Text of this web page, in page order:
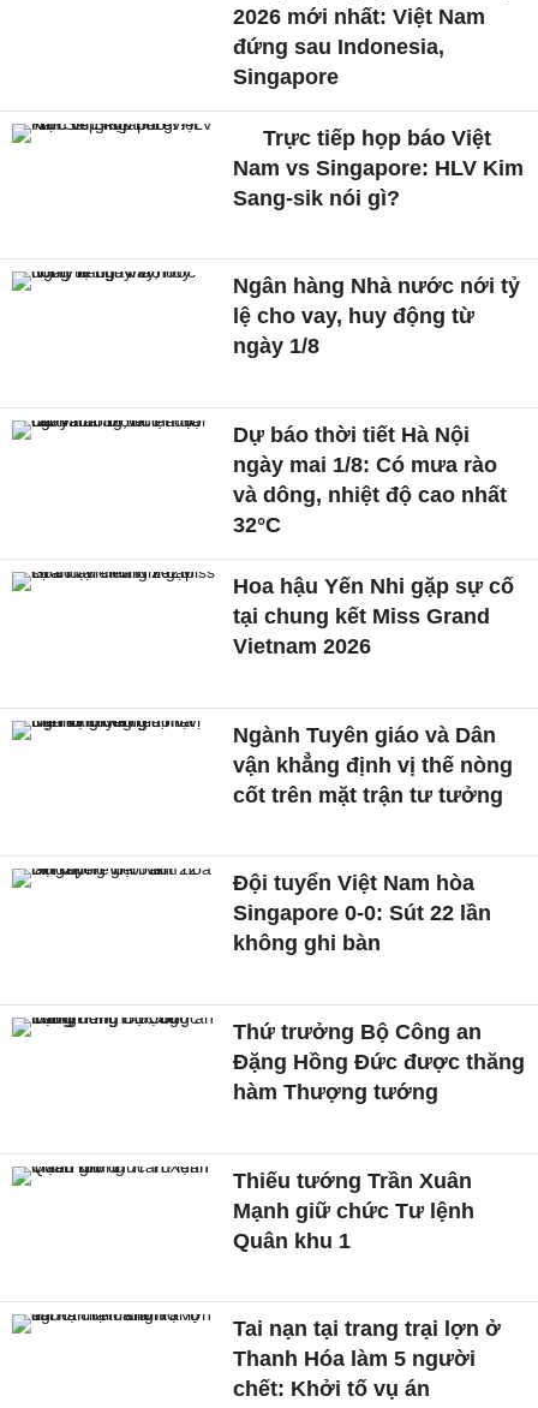
2026 mới nhất: Việt Nam
đứng sau Indonesia,
Singapore
Trực tiếp họp báo Việt
Nam vs Singapore: HLV Kim
Sang-sik nói gì?
Ngân hàng Nhà nước nới tỷ
lệ cho vay, huy động từ
ngày 1/8
Dự báo thời tiết Hà Nội
ngày mai 1/8: Có mưa rào
và dông, nhiệt độ cao nhất
32°C
Hoa hậu Yến Nhi gặp sự cố
tại chung kết Miss Grand
Vietnam 2026
Ngành Tuyên giáo và Dân
vận khẳng định vị thế nòng
cốt trên mặt trận tư tưởng
Đội tuyển Việt Nam hòa
Singapore 0-0: Sút 22 lần
không ghi bàn
Thứ trưởng Bộ Công an
Đặng Hồng Đức được thăng
hàm Thượng tướng
Thiếu tướng Trần Xuân
Mạnh giữ chức Tư lệnh
Quân khu 1
Tai nạn tại trang trại lợn ở
Thanh Hóa làm 5 người
chết: Khởi tố vụ án